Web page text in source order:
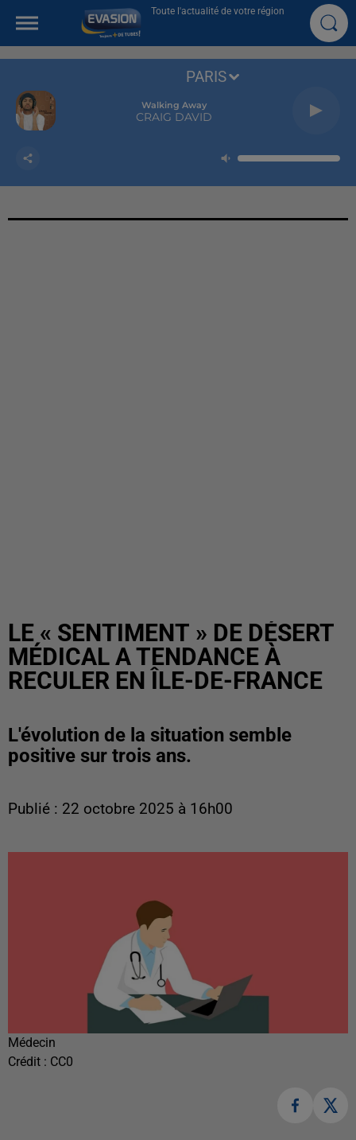
Toute l'actualité de votre région
Walking Away
CRAIG DAVID
PARIS
LE « SENTIMENT » DE DÉSERT
MÉDICAL A TENDANCE À
RECULER EN ÎLE-DE-FRANCE
L'évolution de la situation semble
positive sur trois ans.
Publié : 22 octobre 2025 à 16h00
Médecin
Crédit : CC0